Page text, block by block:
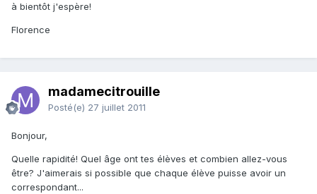
à bientôt j'espère!
Florence
madamecitrouille
Posté(e) 27 juillet 2011
Bonjour,
Quelle rapidité! Quel âge ont tes élèves et combien allez-vous
être? J'aimerais si possible que chaque élève puisse avoir un
correspondant...